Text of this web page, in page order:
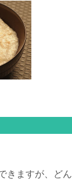
きますが、どん